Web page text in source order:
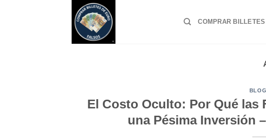
COMPRAR
El Costo Oculto: Por Qué las
una Pésima Inversión